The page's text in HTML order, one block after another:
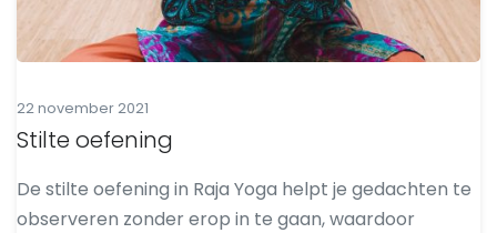
22 november 2021
Stilte oefening
De stilte oefening in Raja Yoga helpt je gedachten te
observeren zonder erop in te gaan, waardoor